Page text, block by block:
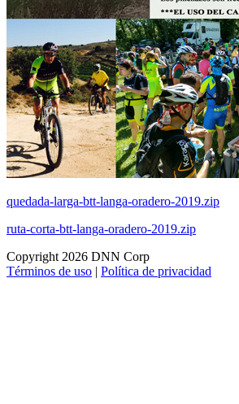
quedada-larga-btt-langa-oradero-2019.zip
ruta-corta-btt-langa-oradero-2019.zip
Copyright 2026 DNN Corp
Términos de uso | Política de privacidad